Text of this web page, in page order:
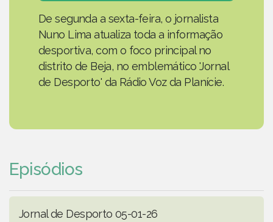
De segunda a sexta-feira, o jornalista
Nuno Lima atualiza toda a informação
desportiva, com o foco principal no
distrito de Beja, no emblemático 'Jornal
de Desporto' da Rádio Voz da Planície.
Episódios
Jornal de Desporto 05-01-26